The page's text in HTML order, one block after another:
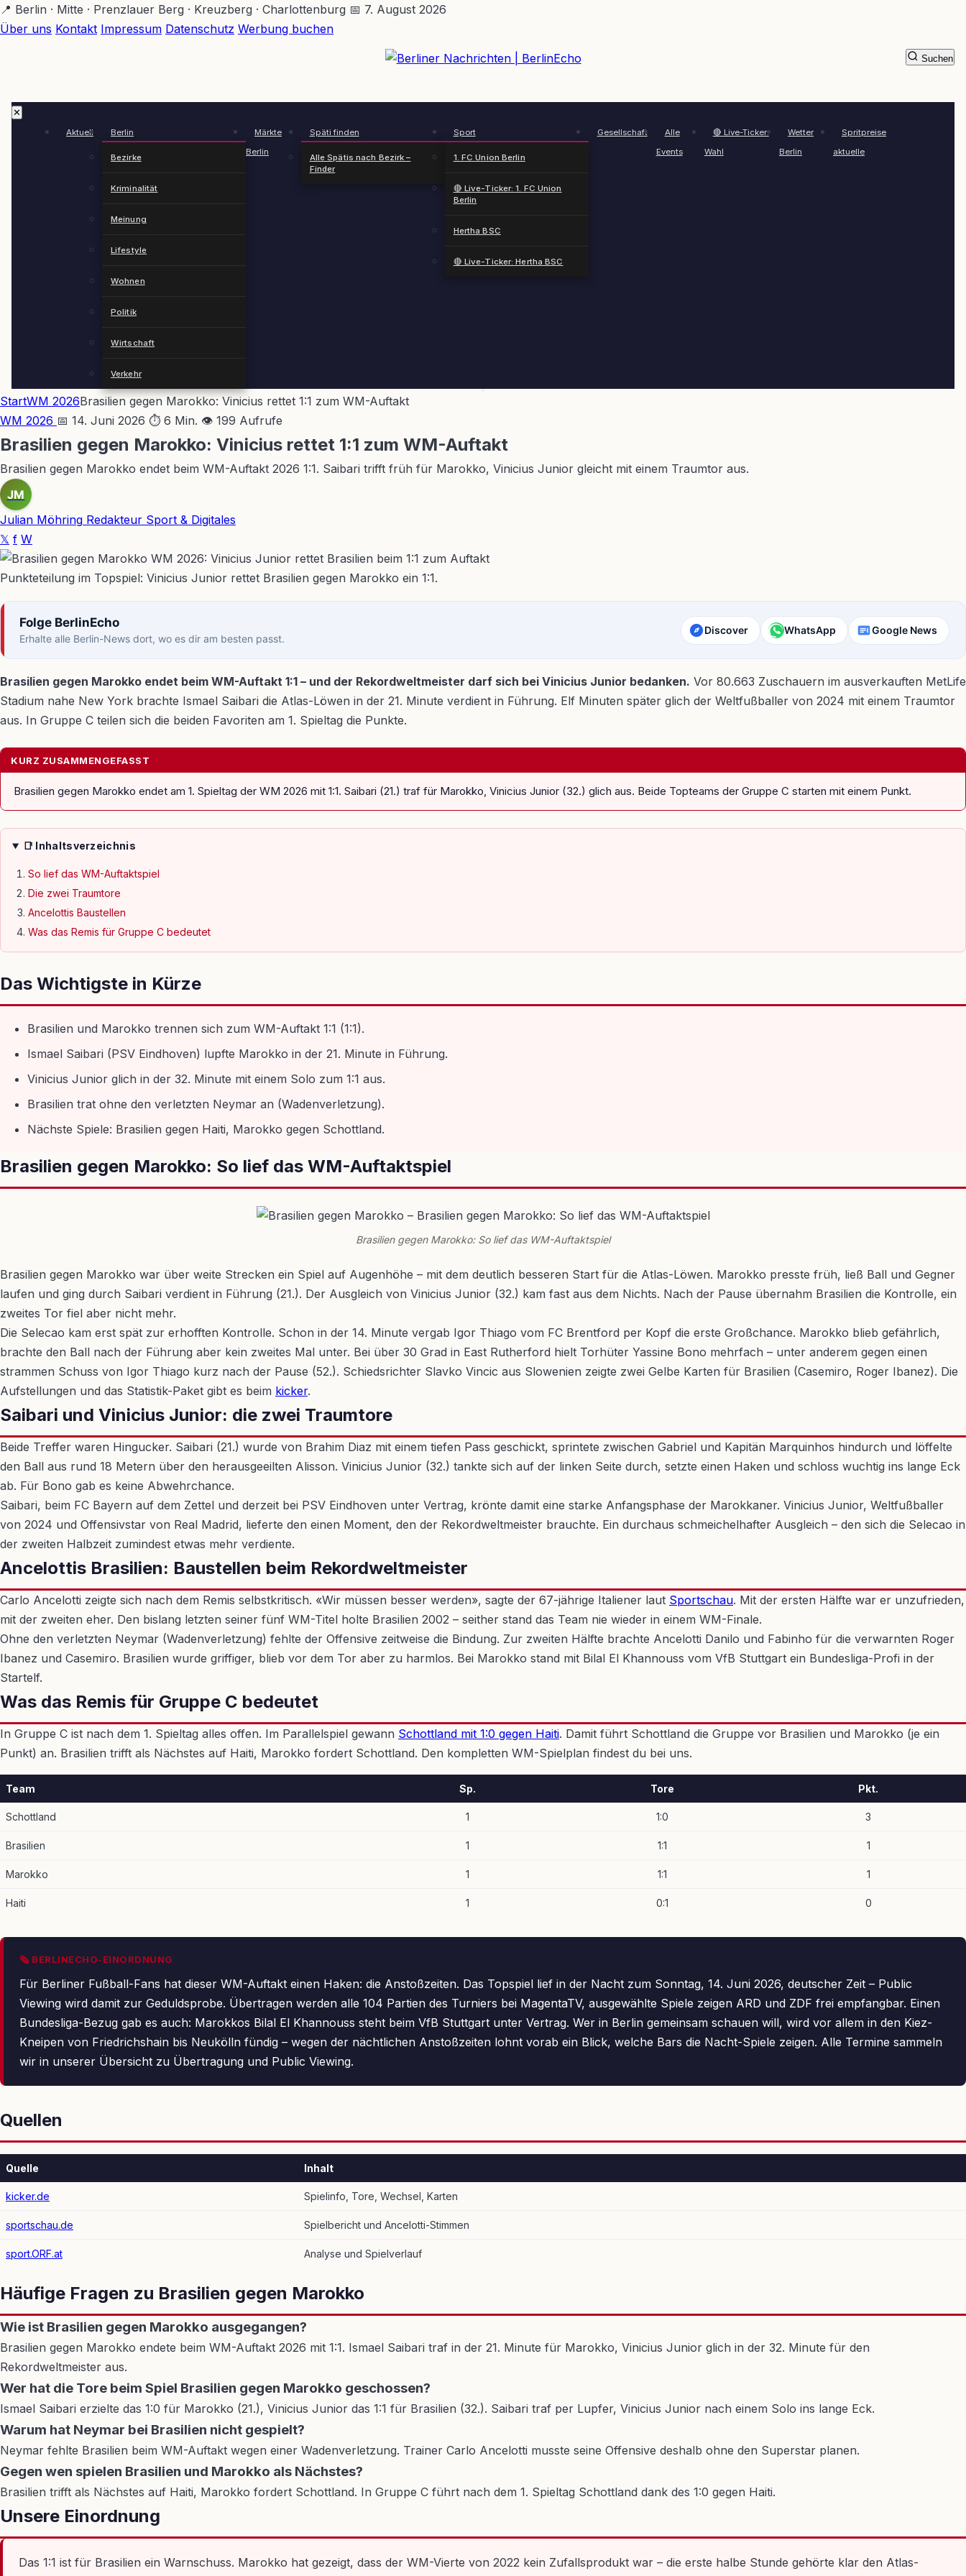
Zum
Hauptinhalt
📍 Berlin · Mitte · Prenzlauer Berg · Kreuzberg · Charlottenburg 📅 7. August 2026
Über uns Kontakt Impressum Datenschutz Werbung buchen
✕
Aktuell Berlin
Bezirke
Kriminalität
Meinung
Lifestyle
Wohnen
Politik
Wirtschaft
Verkehr
Märkte
Berlin
Späti finden
Alle Spätis nach Bezirk –
Finder
Sport
1. FC Union Berlin
🔴 Live-Ticker: 1. FC Union
Berlin
Hertha BSC
🔴 Live-Ticker: Hertha BSC
Gesellschaft
Alle
Events
🔴 Live-Ticker:
Wahl
Wetter
Berlin
Spritpreise
aktuelle
Suchen
StartWM 2026Brasilien gegen Marokko: Vinicius rettet 1:1 zum WM-Auftakt
WM 2026 📅 14. Juni 2026 ⏱ 6 Min. 👁 199 Aufrufe
Brasilien gegen Marokko: Vinicius rettet 1:1 zum WM-Auftakt
Brasilien gegen Marokko endet beim WM-Auftakt 2026 1:1. Saibari trifft früh für Marokko, Vinicius Junior gleicht mit einem Traumtor aus.
JM
Julian Möhring Redakteur Sport & Digitales
𝕏 f W
Punkteteilung im Topspiel: Vinicius Junior rettet Brasilien gegen Marokko ein 1:1.
Folge BerlinEcho
Erhalte alle Berlin-News dort, wo es dir am besten passt.
Discover WhatsApp Google News
Brasilien gegen Marokko endet beim WM-Auftakt 1:1 – und der Rekordweltmeister darf sich bei Vinicius Junior bedanken. Vor 80.663 Zuschauern im ausverkauften MetLife
Stadium nahe New York brachte Ismael Saibari die Atlas-Löwen in der 21. Minute verdient in Führung. Elf Minuten später glich der Weltfußballer von 2024 mit einem Traumtor
aus. In Gruppe C teilen sich die beiden Favoriten am 1. Spieltag die Punkte.
KURZ ZUSAMMENGEFASST
Brasilien gegen Marokko endet am 1. Spieltag der WM 2026 mit 1:1. Saibari (21.) traf für Marokko, Vinicius Junior (32.) glich aus. Beide Topteams der Gruppe C starten mit einem Punkt.
📑 Inhaltsverzeichnis
So lief das WM-Auftaktspiel
Die zwei Traumtore
Ancelottis Baustellen
Was das Remis für Gruppe C bedeutet
Das Wichtigste in Kürze
Brasilien und Marokko trennen sich zum WM-Auftakt 1:1 (1:1).
Ismael Saibari (PSV Eindhoven) lupfte Marokko in der 21. Minute in Führung.
Vinicius Junior glich in der 32. Minute mit einem Solo zum 1:1 aus.
Brasilien trat ohne den verletzten Neymar an (Wadenverletzung).
Nächste Spiele: Brasilien gegen Haiti, Marokko gegen Schottland.
Brasilien gegen Marokko: So lief das WM-Auftaktspiel
Brasilien gegen Marokko: So lief das WM-Auftaktspiel
Brasilien gegen Marokko war über weite Strecken ein Spiel auf Augenhöhe – mit dem deutlich besseren Start für die Atlas-Löwen. Marokko presste früh, ließ Ball und Gegner
laufen und ging durch Saibari verdient in Führung (21.). Der Ausgleich von Vinicius Junior (32.) kam fast aus dem Nichts. Nach der Pause übernahm Brasilien die Kontrolle, ein
zweites Tor fiel aber nicht mehr.
Die Selecao kam erst spät zur erhofften Kontrolle. Schon in der 14. Minute vergab Igor Thiago vom FC Brentford per Kopf die erste Großchance. Marokko blieb gefährlich,
brachte den Ball nach der Führung aber kein zweites Mal unter. Bei über 30 Grad in East Rutherford hielt Torhüter Yassine Bono mehrfach – unter anderem gegen einen
strammen Schuss von Igor Thiago kurz nach der Pause (52.). Schiedsrichter Slavko Vincic aus Slowenien zeigte zwei Gelbe Karten für Brasilien (Casemiro, Roger Ibanez). Die
Aufstellungen und das Statistik-Paket gibt es beim kicker.
Saibari und Vinicius Junior: die zwei Traumtore
Beide Treffer waren Hingucker. Saibari (21.) wurde von Brahim Diaz mit einem tiefen Pass geschickt, sprintete zwischen Gabriel und Kapitän Marquinhos hindurch und löffelte
den Ball aus rund 18 Metern über den herausgeeilten Alisson. Vinicius Junior (32.) tankte sich auf der linken Seite durch, setzte einen Haken und schloss wuchtig ins lange Eck
ab. Für Bono gab es keine Abwehrchance.
Saibari, beim FC Bayern auf dem Zettel und derzeit bei PSV Eindhoven unter Vertrag, krönte damit eine starke Anfangsphase der Marokkaner. Vinicius Junior, Weltfußballer
von 2024 und Offensivstar von Real Madrid, lieferte den einen Moment, den der Rekordweltmeister brauchte. Ein durchaus schmeichelhafter Ausgleich – den sich die Selecao in
der zweiten Halbzeit zumindest etwas mehr verdiente.
Ancelottis Brasilien: Baustellen beim Rekordweltmeister
Carlo Ancelotti zeigte sich nach dem Remis selbstkritisch. «Wir müssen besser werden», sagte der 67-jährige Italiener laut Sportschau. Mit der ersten Hälfte war er unzufrieden,
mit der zweiten eher. Den bislang letzten seiner fünf WM-Titel holte Brasilien 2002 – seither stand das Team nie wieder in einem WM-Finale.
Ohne den verletzten Neymar (Wadenverletzung) fehlte der Offensive zeitweise die Bindung. Zur zweiten Hälfte brachte Ancelotti Danilo und Fabinho für die verwarnten Roger
Ibanez und Casemiro. Brasilien wurde griffiger, blieb vor dem Tor aber zu harmlos. Bei Marokko stand mit Bilal El Khannouss vom VfB Stuttgart ein Bundesliga-Profi in der
Startelf.
Was das Remis für Gruppe C bedeutet
In Gruppe C ist nach dem 1. Spieltag alles offen. Im Parallelspiel gewann Schottland mit 1:0 gegen Haiti. Damit führt Schottland die Gruppe vor Brasilien und Marokko (je ein
Punkt) an. Brasilien trifft als Nächstes auf Haiti, Marokko fordert Schottland. Den kompletten WM-Spielplan findest du bei uns.
Team Sp. Tore Pkt.
Schottland 1 1:0 3
Brasilien 1 1:1 1
Marokko 1 1:1 1
Haiti 1 0:1 0
🗞 BERLINECHO-EINORDNUNG
Für Berliner Fußball-Fans hat dieser WM-Auftakt einen Haken: die Anstoßzeiten. Das Topspiel lief in der Nacht zum Sonntag, 14. Juni 2026, deutscher Zeit – Public
Viewing wird damit zur Geduldsprobe. Übertragen werden alle 104 Partien des Turniers bei MagentaTV, ausgewählte Spiele zeigen ARD und ZDF frei empfangbar. Einen
Bundesliga-Bezug gab es auch: Marokkos Bilal El Khannouss steht beim VfB Stuttgart unter Vertrag. Wer in Berlin gemeinsam schauen will, wird vor allem in den Kiez-
Kneipen von Friedrichshain bis Neukölln fündig – wegen der nächtlichen Anstoßzeiten lohnt vorab ein Blick, welche Bars die Nacht-Spiele zeigen. Alle Termine sammeln
wir in unserer Übersicht zu Übertragung und Public Viewing.
Quellen
Quelle Inhalt
kicker.de Spielinfo, Tore, Wechsel, Karten
sportschau.de Spielbericht und Ancelotti-Stimmen
sport.ORF.at Analyse und Spielverlauf
Häufige Fragen zu Brasilien gegen Marokko
Wie ist Brasilien gegen Marokko ausgegangen?
Brasilien gegen Marokko endete beim WM-Auftakt 2026 mit 1:1. Ismael Saibari traf in der 21. Minute für Marokko, Vinicius Junior glich in der 32. Minute für den
Rekordweltmeister aus.
Wer hat die Tore beim Spiel Brasilien gegen Marokko geschossen?
Ismael Saibari erzielte das 1:0 für Marokko (21.), Vinicius Junior das 1:1 für Brasilien (32.). Saibari traf per Lupfer, Vinicius Junior nach einem Solo ins lange Eck.
Warum hat Neymar bei Brasilien nicht gespielt?
Neymar fehlte Brasilien beim WM-Auftakt wegen einer Wadenverletzung. Trainer Carlo Ancelotti musste seine Offensive deshalb ohne den Superstar planen.
Gegen wen spielen Brasilien und Marokko als Nächstes?
Brasilien trifft als Nächstes auf Haiti, Marokko fordert Schottland. In Gruppe C führt nach dem 1. Spieltag Schottland dank des 1:0 gegen Haiti.
Unsere Einordnung
Das 1:1 ist für Brasilien ein Warnschuss. Marokko hat gezeigt, dass der WM-Vierte von 2022 kein Zufallsprodukt war – die erste halbe Stunde gehörte klar den Atlas-